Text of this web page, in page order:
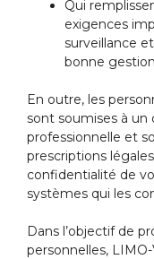
Qui
exigences
surveillance
bonne
En outre, les
sont soumises à un
professionnelle et
prescriptions
confidentialité de
systèmes qui les
Dans l’objectif de
personnelles,